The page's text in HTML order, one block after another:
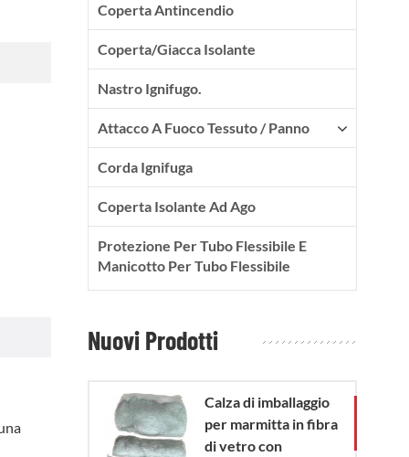
Coperta Antincendio
Coperta/Giacca Isolante
Nastro Ignifugo.
Attacco A Fuoco Tessuto / Panno
Corda Ignifuga
Coperta Isolante Ad Ago
Protezione Per Tubo Flessibile E
Manicotto Per Tubo Flessibile
Nuovi Prodotti
Calza di imballaggio
per marmitta in fibra
di vetro con